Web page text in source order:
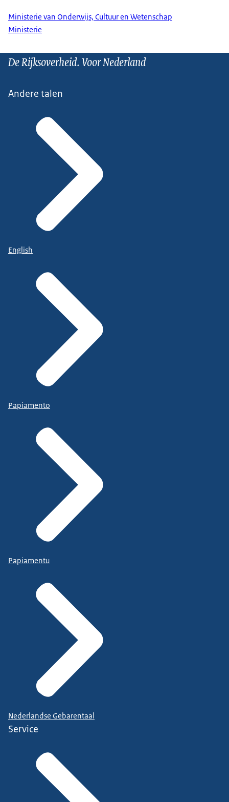
Ministerie van Onderwijs, Cultuur en Wetenschap
Ministerie
De Rijksoverheid. Voor Nederland
Andere talen
English
Papiamento
Papiamentu
Nederlandse Gebarentaal
Service